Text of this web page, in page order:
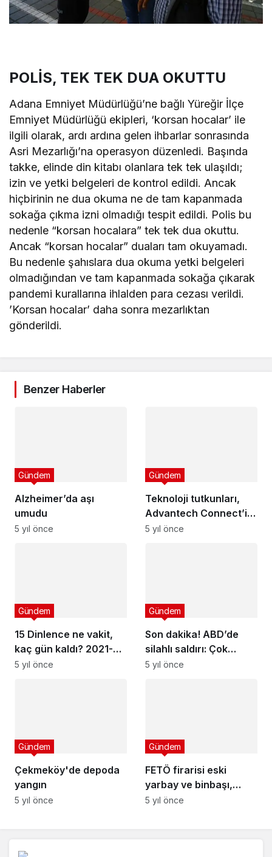
POLİS, TEK TEK DUA OKUTTU
Adana Emniyet Müdürlüğü’ne bağlı Yüreğir İlçe
Emniyet Müdürlüğü ekipleri, ‘korsan hocalar’ ile
ilgili olarak, ardı ardına gelen ihbarlar sonrasında
Asri Mezarlığı’na operasyon düzenledi. Başında
takke, elinde din kitabı olanlara tek tek ulaşıldı;
izin ve yetki belgeleri de kontrol edildi. Ancak
hiçbirinin ne dua okuma ne de tam kapanmada
sokağa çıkma izni olmadığı tespit edildi. Polis bu
nedenle “korsan hocalara” tek tek dua okuttu.
Ancak “korsan hocalar” duaları tam okuyamadı.
Bu nedenle şahıslara dua okuma yetki belgeleri
olmadığından ve tam kapanmada sokağa çıkarak
pandemi kurallarına ihlalden para cezası verildi.
’Korsan hocalar’ daha sonra mezarlıktan
gönderildi.
Benzer Haberler
Alzheimer’da aşı
umudu
Gündem
5 yıl önce
Teknoloji tutkunları,
Advantech Connect’in
yerel etkinliğinde bir
Gündem
5 yıl önce
15 Dinlence ne vakit,
kaç gün kaldı? 2021-
2022 ara dinlence ve
Gündem
5 yıl önce
Son dakika! ABD’de
silahlı saldırı: Çok
sayıda ölü ve yaralı var
Gündem
5 yıl önce
Çekmeköy'de depoda
yangın
Gündem
5 yıl önce
FETÖ firarisi eski
yarbay ve binbaşı,
'gaybubet evi'nde
Gündem
5 yıl önce